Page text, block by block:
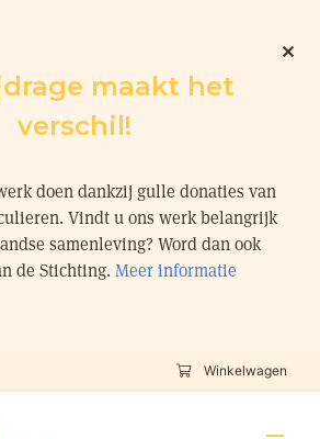
maakt het
verschil!
doen dankzij gulle donaties van
Vindt u ons werk belangrijk
samenleving? Word dan ook
de Stichting. Meer informatie
Winkelwagen